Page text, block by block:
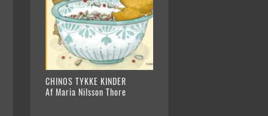
CHINOS TYKKE KINDER
Af Maria Nilsson Thore